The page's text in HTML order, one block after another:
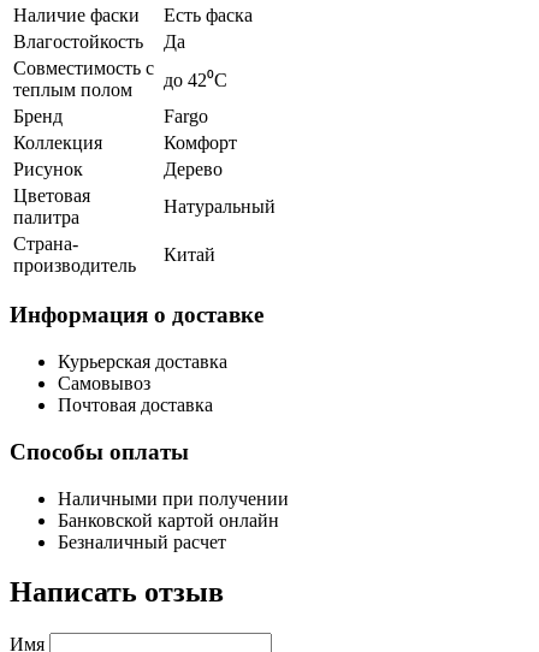
Наличие фаски
Есть фаска
Влагостойкость
Да
Совместимость с
теплым полом
до 42⁰С
Бренд
Fargo
Коллекция
Комфорт
Рисунок
Дерево
Цветовая
палитра
Натуральный
Страна-
производитель
Китай
Информация о доставке
Курьерская доставка
Самовывоз
Почтовая доставка
Способы оплаты
Наличными при получении
Банковской картой онлайн
Безналичный расчет
Написать отзыв
Имя